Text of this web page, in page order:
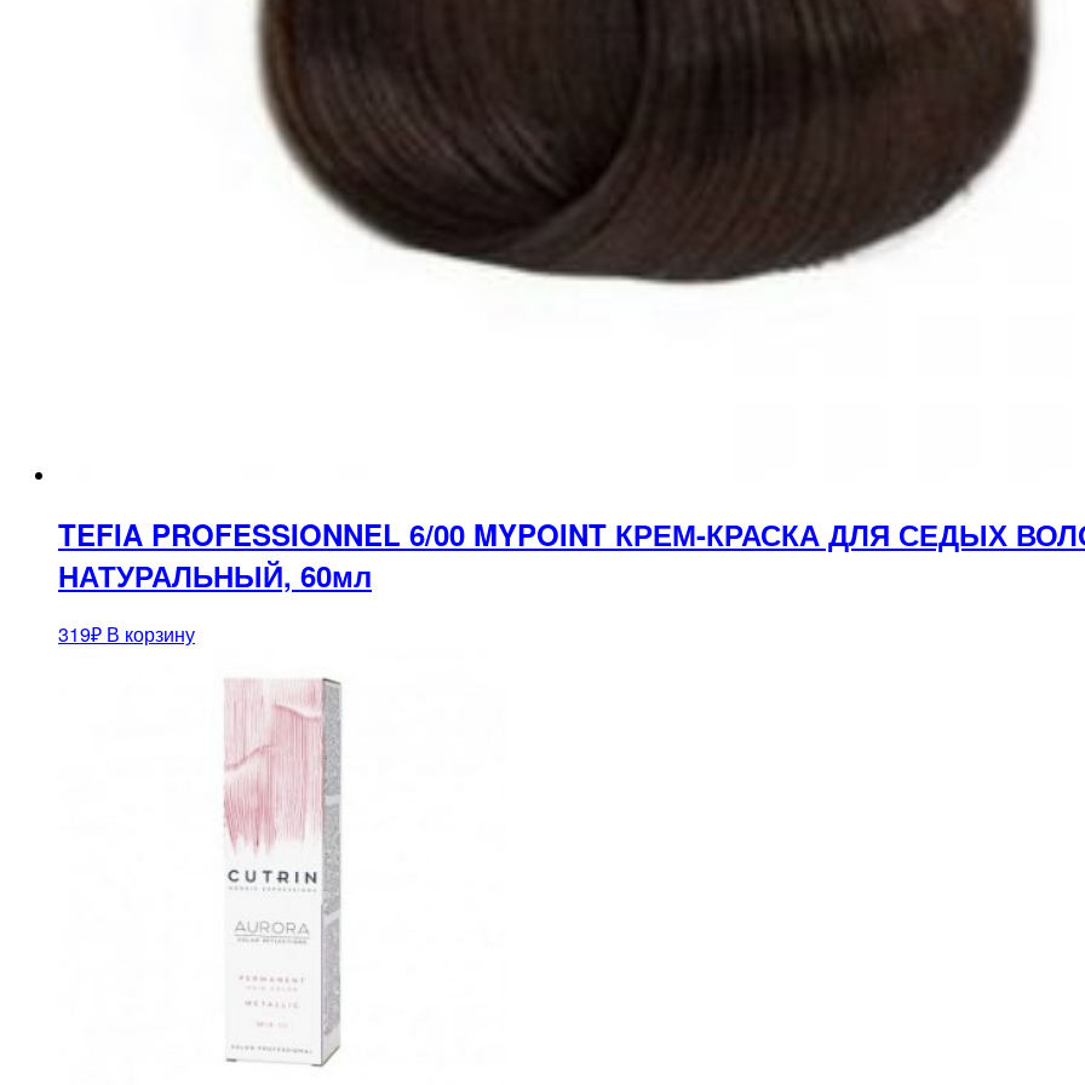
TEFIA PROFESSIONNEL 6/00 MYPOINT КРЕМ-КРАСКА ДЛЯ СЕДЫХ
НАТУРАЛЬНЫЙ, 60мл
319₽ В корзину